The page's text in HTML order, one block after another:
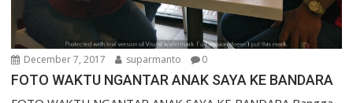
December 7, 2017 suparmanto 0
FOTO WAKTU NGANTAR ANAK SAYA KE BANDARA